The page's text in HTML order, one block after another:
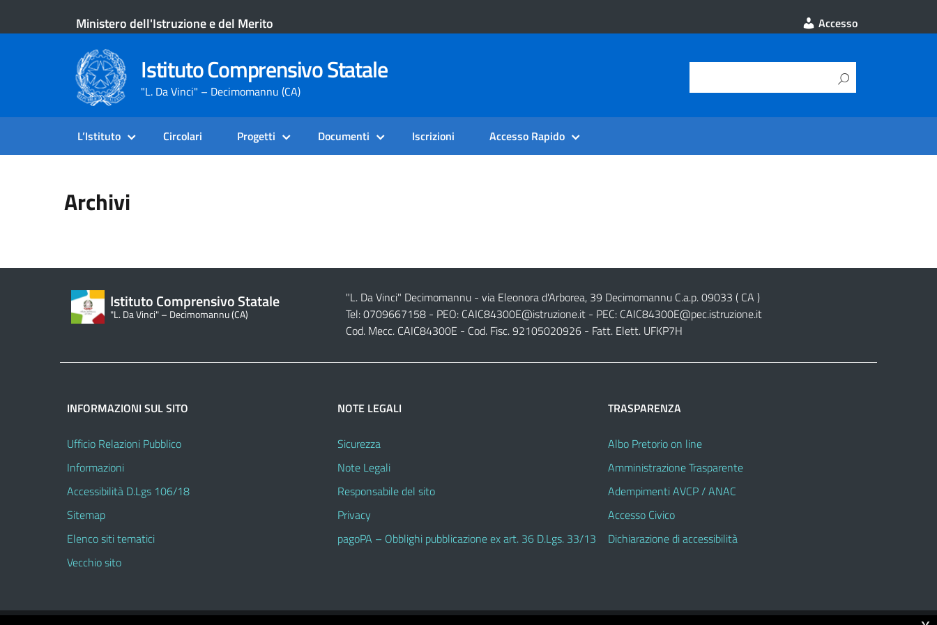
Ministero dell'Istruzione e del Merito Accesso
Istituto Comprensivo Statale
"L. Da Vinci" – Decimomannu (CA)
L’Istituto Circolari Progetti Documenti Iscrizioni Accesso Rapido
Archivi
Istituto Comprensivo Statale
"L. Da Vinci" – Decimomannu (CA)
"L. Da Vinci" Decimomannu - via Eleonora d'Arborea, 39 Decimomannu C.a.p. 09033 ( CA )
Tel: 0709667158 - PEO: CAIC84300E@istruzione.it- PEC: CAIC84300E@pec.istruzione.it
Cod. Mecc. CAIC84300E - Cod. Fisc. 92105020926 - Fatt. Elett. UFKP7H
INFORMAZIONI SUL SITO
Ufficio Relazioni Pubblico
Informazioni
Accessibilità D.Lgs 106/18
Sitemap
Elenco siti tematici
Vecchio sito
NOTE LEGALI
Sicurezza
Note Legali
Responsabile del sito
Privacy
pagoPA – Obblighi pubblicazione ex art. 36 D.Lgs. 33/13
TRASPARENZA
Albo Pretorio on line
Amministrazione Trasparente
Adempimenti AVCP / ANAC
Accesso Civico
Dichiarazione di accessibilità